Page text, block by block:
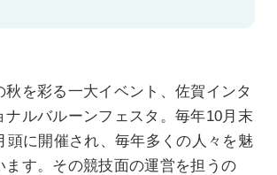
秋を彩る一大イベント、佐賀インタ
ナルバルーンフェスタ。毎年10月末
頭に開催され、毎年多くの人々を魅
ます。その競技面の運営を担うの